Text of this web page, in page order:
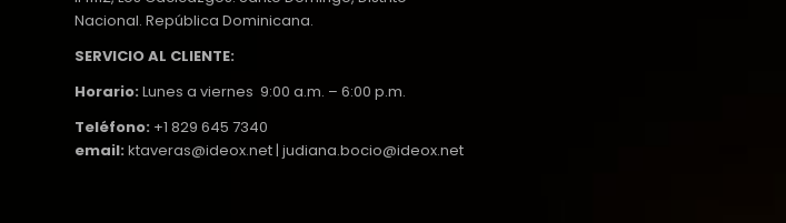
Nacional. República Dominicana.
SERVICIO AL CLIENTE:
Horario: Lunes a viernes 9:00 a.m. – 6:00 p.m.
Teléfono: +1 829 645 7340
email: ktaveras@ideox.net | judiana.bocio@ideox.net